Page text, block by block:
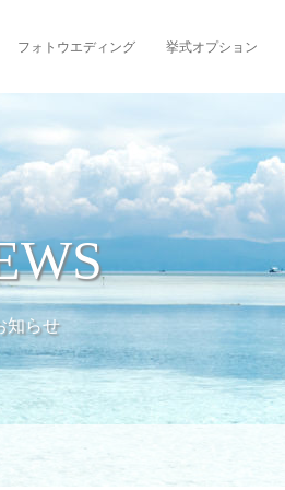
フォトウエディング 挙式オプション
知らせ